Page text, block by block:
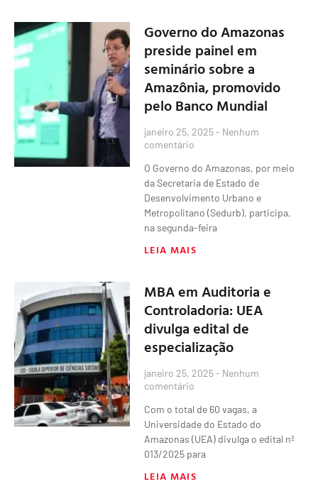
Governo do Amazonas
preside painel em
seminário sobre a
Amazônia, promovido
pelo Banco Mundial
janeiro 25, 2025 Nenhum
comentário
O Governo do Amazonas, por meio
da Secretaria de Estado de
Desenvolvimento Urbano e
Metropolitano (Sedurb), participa,
na segunda-feira
LEIA MAIS
MBA em Auditoria e
Controladoria: UEA
divulga edital de
especialização
janeiro 25, 2025 Nenhum
comentário
Com o total de 60 vagas, a
Universidade do Estado do
Amazonas (UEA) divulga o edital nº
013/2025 para
LEIA MAIS